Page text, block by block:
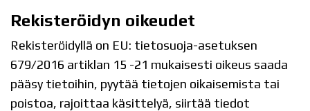
Rekisteröidyn oikeudet
Rekisteröidyllä on EU: tietosuoja-asetuksen
679/2016 artiklan 15 -21 mukaisesti oikeus saada
pääsy tietoihin, pyytää tietojen oikaisemista tai
poistoa, rajoittaa käsittelyä, siirtää tiedot